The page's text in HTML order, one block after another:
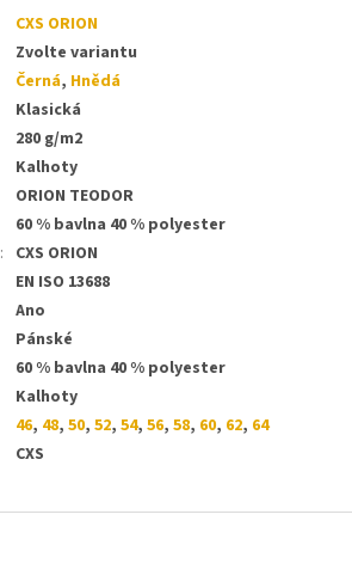
CXS ORION
Zvolte variantu
Černá, Hnědá
Klasická
280 g/m2
Kalhoty
ORION TEODOR
60 % bavlna 40 % polyester
: CXS ORION
EN ISO 13688
Ano
Pánské
60 % bavlna 40 % polyester
Kalhoty
46, 48, 50, 52, 54, 56, 58, 60, 62, 64
CXS